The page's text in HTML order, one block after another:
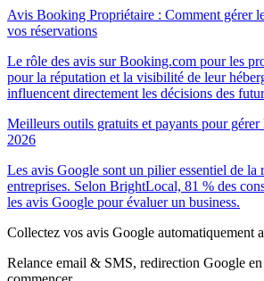
Avis Booking Propriétaire : Comment gérer
vos réservations
Le rôle des avis sur Booking.com pour les
pour la réputation et la visibilité de leur
influencent directement les décisions des
Meilleurs outils gratuits et payants pour gérer
2026
Les avis Google sont un pilier essentiel de la
entreprises. Selon BrightLocal, 81 % des
les avis Google pour évaluer un business.
Collectez vos avis Google automatiquement
Relance email & SMS, redirection Google